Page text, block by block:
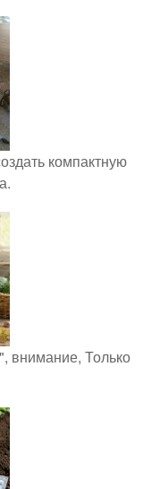
компактную
внимание, Только